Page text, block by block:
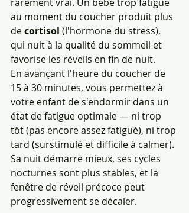
au moment du coucher produit plus
de cortisol (l'hormone du stress),
qui nuit à la qualité du sommeil et
favorise les réveils en fin de nuit.
En avançant l'heure du coucher de
15 à 30 minutes, vous permettez à
votre enfant de s'endormir dans un
état de fatigue optimale — ni trop
tôt (pas encore assez fatigué), ni trop
tard (surstimulé et difficile à calmer).
Sa nuit démarre mieux, ses cycles
nocturnes sont plus stables, et la
fenêtre de réveil précoce peut
progressivement se décaler.